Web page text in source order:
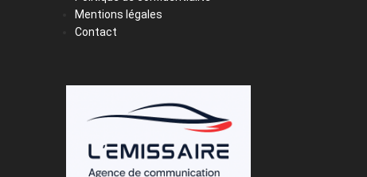
Mentions légales
Contact